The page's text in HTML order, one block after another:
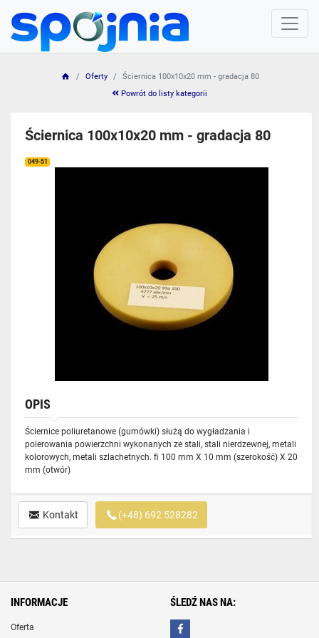
Oferty
Ściernica 100x10x20 mm - gradacja 80
Powrót do listy kategorii
Ściernica 100x10x20 mm - gradacja 80
049-51
OPIS
Ściernice poliuretanowe (gumówki) służą do wygładzania i
polerowania powierzchni wykonanych ze stali, stali nierdzewnej, metali
kolorowych, metali szlachetnych. fi 100 mm X 10 mm (szerokość) X 20
mm (otwór)
Kontakt (+48) 692 528282
INFORMACJE
Oferta
ŚLEDŹ NAS NA: